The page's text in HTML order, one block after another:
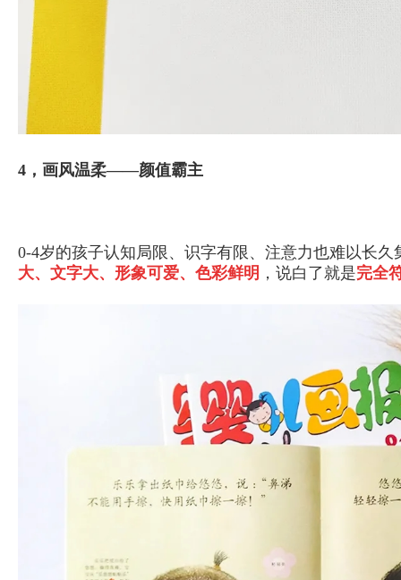
4，画风温柔——颜值霸主
0-4岁的孩子认知局限、识字有限、注意力也难以长
大、文字大、形象可爱、色彩鲜明 ，说白了就是完全